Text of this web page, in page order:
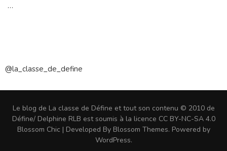
…
@la_classe_de_define
Le blog de La classe de Défine et tout son contenu © 2010 de
Défine/ Delphine RLB est soumis à la licence CC BY-NC-SA 4.0
Blossom Chic | Developed By Blossom Themes. Powered by
WordPress.